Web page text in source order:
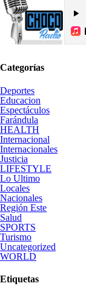
Categorías
Deportes
Educacion
Espectáculos
Farándula
HEALTH
Internacional
Internacionales
Justicia
LIFESTYLE
Lo Ultimo
Locales
Nacionales
Región Este
Salud
SPORTS
Turismo
Uncategorized
WORLD
Etiquetas